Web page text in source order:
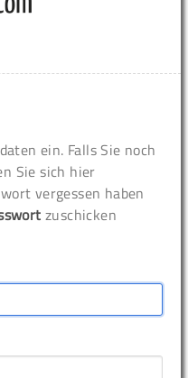
ein. Falls Sie noch
Sie sich hier
vergessen haben
zuschicken